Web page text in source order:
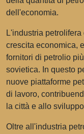
dell'economia.
L'industria
crescita economica,
fornitori di petrolio
sovietica. In questo
nuove piattaforme
di lavoro,
la città e allo
Oltre all'industria